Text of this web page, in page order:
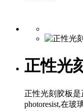
正性光
正性光刻胶板是
photoresist,在